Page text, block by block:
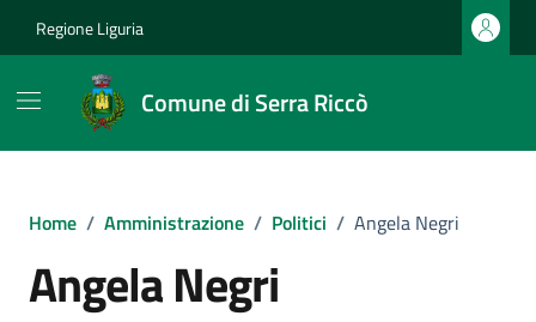
Regione Liguria
Comune di Serra Riccò
Home / Amministrazione / Politici / Angela Negri
Angela Negri